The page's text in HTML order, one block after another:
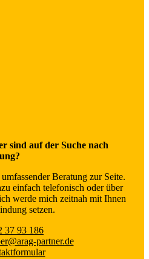
sind auf der Suche nach
Beratung zur Seite.
einfach telefonisch oder über
werde mich zeitnah mit Ihnen
setzen.
37 93 186
partner.de